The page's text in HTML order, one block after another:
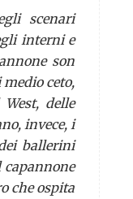
scenari
interni e
son
ceto,
delle
invece, i
ballerini
che ospita